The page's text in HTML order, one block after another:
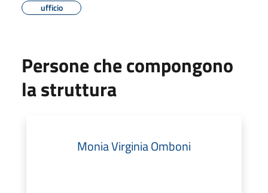
ufficio
Persone che compongono
la struttura
Monia Virginia Omboni